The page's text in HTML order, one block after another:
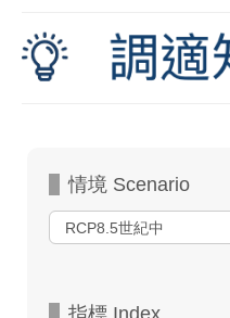
情境 Scenario
指標 Index